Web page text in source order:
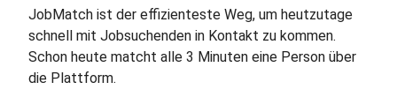
JobMatch ist der effizienteste Weg, um heutzutage
schnell mit Jobsuchenden in Kontakt zu kommen.
Schon heute matcht alle 3 Minuten eine Person über
die Plattform.